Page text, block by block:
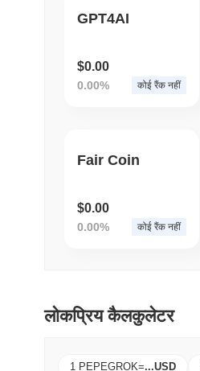
GPT4AI
$0.00
0.00% कोई रैंक नहीं
Fair Coin
$0.00
0.00% कोई रैंक नहीं
लोकप्रिय कैलकुलेटर
1 PEPEGROK=...USD